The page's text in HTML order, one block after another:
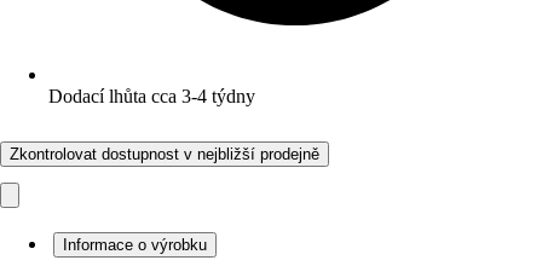
Dodací lhůta cca 3-4 týdny
Zkontrolovat dostupnost v nejbližší prodejně
Informace o výrobku